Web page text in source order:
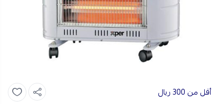
أقل من 300 ريال